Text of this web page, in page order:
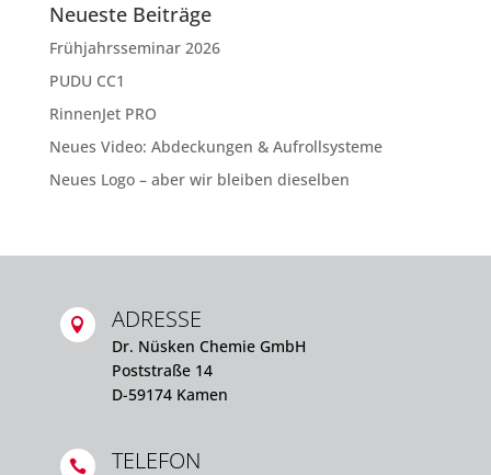
Neueste Beiträge
Frühjahrsseminar 2026
PUDU CC1
RinnenJet PRO
Neues Video: Abdeckungen & Aufrollsysteme
Neues Logo – aber wir bleiben dieselben
 ADRESSE
Dr. Nüsken Chemie GmbH
Poststraße 14
D-59174 Kamen
 TELEFON